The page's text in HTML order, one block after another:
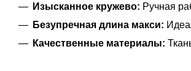
Изысканное кружево: Ручная
Безупречная длина макси:
Качественные материалы: